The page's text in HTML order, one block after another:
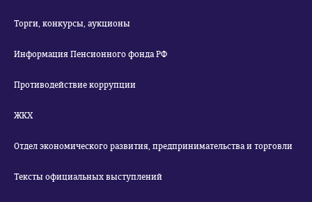
Торги, конкурсы, аукционы
Информация Пенсионного фонда РФ
Противодействие коррупции
ЖКХ
Отдел экономического развития, предпринимательства и торговли
Тексты официальных выступлений